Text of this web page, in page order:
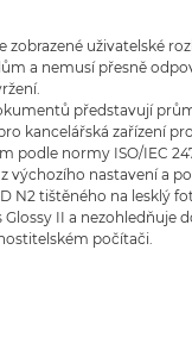
zobrazené uživatelské
a nemusí přesně
představují
kancelářská zařízení
podle normy ISO/IEC
výchozího nastavení a
N2 tištěného na lesklý
Glossy II a nezohledňuje
počítači.